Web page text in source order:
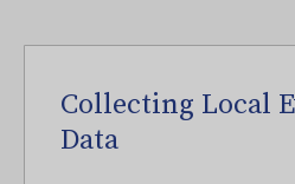
Collecting Local
Data